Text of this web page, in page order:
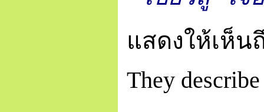
แสดงให้เห็
They